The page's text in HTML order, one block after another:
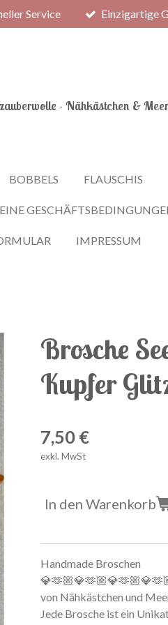
Service Einzigartige
- Nähkästchen & Meer
BOBBELS FLAUSCHIS
IMPRESSUM
Brosche
Kupfer
7,50 €
exkl. MwSt
In den Warenkorb
Handmade Broschen
von Nähkästchen und
Jede Brosche ist ein